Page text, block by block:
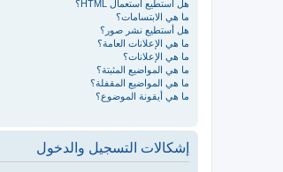
هل أستطيع استعمال HTML؟
ما هي الابتسامات؟
هل أستطيع نشر صور؟
ما هي الإعلانات العامة؟
ما هي الإعلانات؟
ما هي المواضيع المثبتة؟
ما هي المواضيع المقفلة؟
ما هي أيقونة الموضوع؟
إشكالات التسجيل والدخول